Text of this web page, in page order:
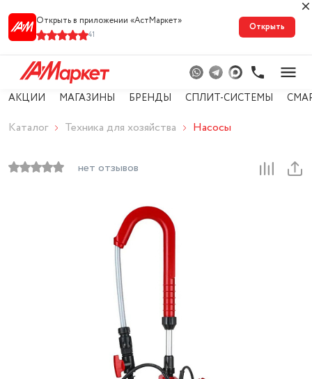
Открыть в приложении «АстМарке‪т‬»
41
Открыть
АКЦИИ МАГАЗИНЫ БРЕНДЫ СПЛИТ-СИСТЕМЫ
Каталог Техника для хозяйства Насосы
нет отзывов